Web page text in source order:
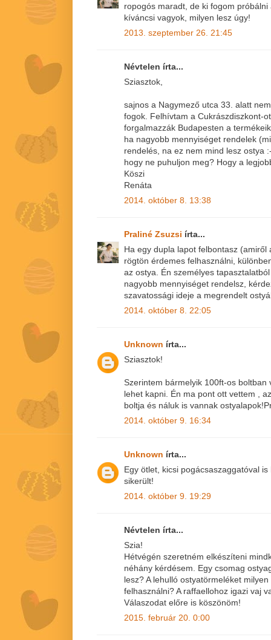
ropogós maradt, de ki fogom
kíváncsi vagyok, milyen lesz úgy!
2013. szeptember 26. 21:45
Névtelen írta...
Sziasztok,
sajnos a Nagymező utca 33. alatt
fogok. Felhívtam a Cukrászdiszkont-
forgalmazzák Budapesten a
ha nagyobb mennyiséget rendelek
rendelés, na ez nem mind lesz ostya
hogy ne puhuljon meg? Hogy a
Köszi
Renáta
2014. október 8. 13:38
Praliné Zsuzsi írta...
Ha egy dupla lapot felbontasz
rögtön érdemes felhasználni,
az ostya. Én személyes
nagyobb mennyiséget rendelsz,
szavatossági ideje a megrendelt
2014. október 8. 22:05
Unknown írta...
Sziasztok!
Szerintem bármelyik 100ft-os
lehet kapni. Én ma pont ott vettem ,
boltja és náluk is vannak
2014. október 9. 16:34
Unknown írta...
Egy ötlet, kicsi pogácsaszaggatóval
sikerült!
2014. október 9. 19:29
Névtelen írta...
Szia!
Hétvégén szeretném elkészíteni
néhány kérdésem. Egy csomag
lesz? A lehulló ostyatörmeléket
felhasználni? A raffaellohoz igazi vaj
Válaszodat előre is köszönöm!
2015. február 20. 0:00